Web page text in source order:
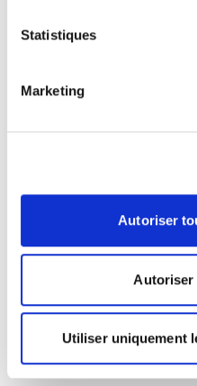
Statistiques
Marketing
Autoriser
Autoriser
Utiliser uniquement